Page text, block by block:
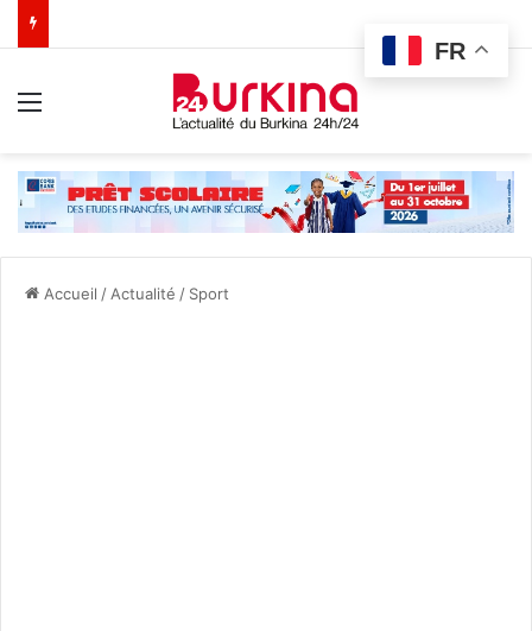
Accueil / Actualité / Sport
FR